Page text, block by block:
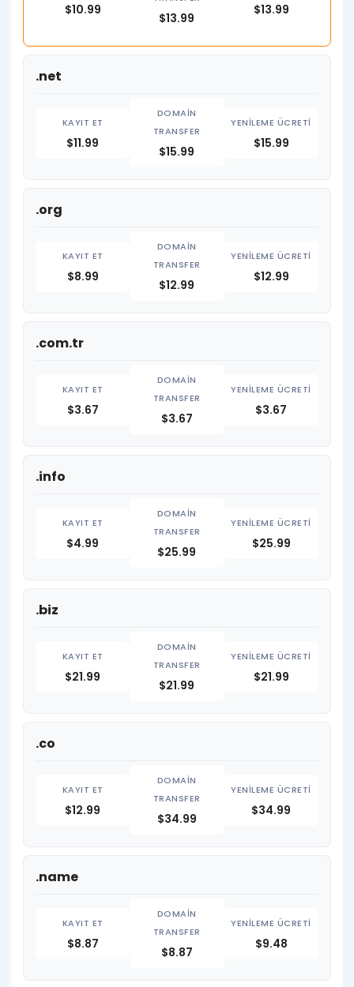
$10.99
$13.99
$13.99
.net
$11.99
$15.99
$15.99
.org
$8.99
$12.99
$12.99
.com.tr
$3.67
$3.67
$3.67
.info
$4.99
$25.99
$25.99
.biz
$21.99
$21.99
$21.99
.co
$12.99
$34.99
$34.99
.name
$8.87
$8.87
$9.48